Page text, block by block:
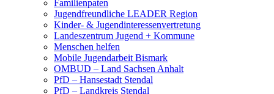
Familienpaten
Jugendfreundliche LEADER Region
Kinder- & Jugendinteressenvertretung
Landeszentrum Jugend + Kommune
Menschen helfen
Mobile Jugendarbeit Bismark
OMBUD – Land Sachsen Anhalt
PfD – Hansestadt Stendal
PfD – Landkreis Stendal